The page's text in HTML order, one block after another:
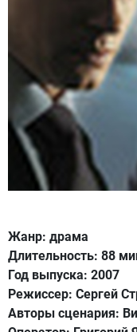
Жанр: драма
Длительность: 88
Год выпуска: 2007
Режиссер: Сергей
Авторы сценария: